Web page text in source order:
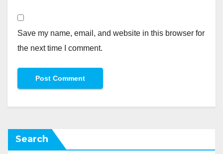
Save my name, email, and website in this browser for
the next time I comment.
Search